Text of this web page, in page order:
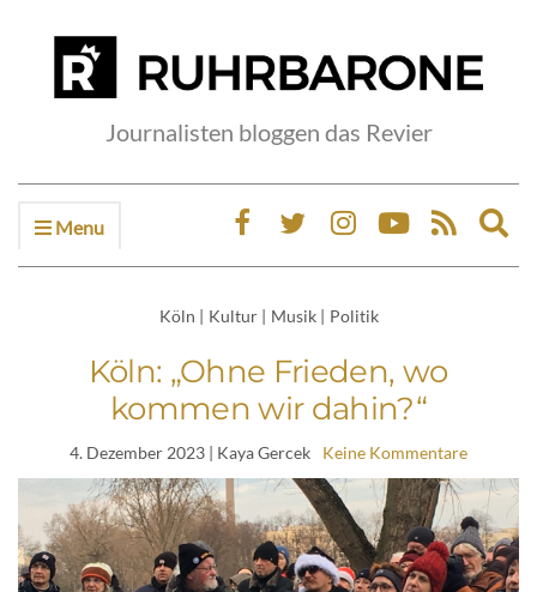
Journalisten bloggen das Revier
Menu
Köln | Kultur | Musik | Politik
Köln: „Ohne Frieden, wo
kommen wir dahin?“
4. Dezember 2023 | Kaya Gercek Keine Kommentare